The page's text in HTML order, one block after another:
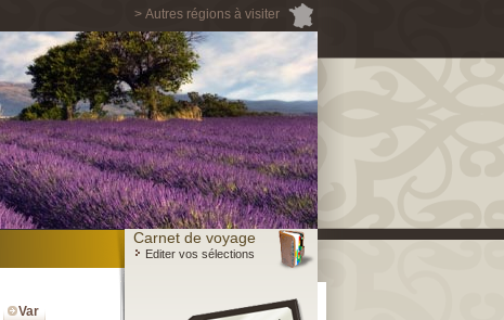
> Autres régions à visiter
Carnet de voyage
Editer vos sélections
Var